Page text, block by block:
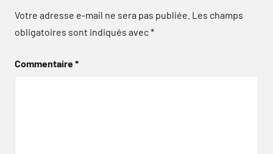
Votre adresse e-mail ne sera pas publiée. Les champs
obligatoires sont indiqués avec*
Commentaire*